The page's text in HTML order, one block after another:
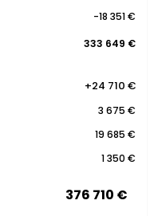
-18 351 €
333 649 €
+24 710 €
3 675 €
19 685 €
1 350 €
376 710 €